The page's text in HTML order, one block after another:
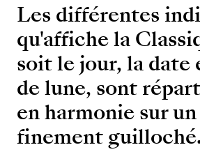
Les différentes
qu'affiche la
soit le jour, la date
de lune, sont
en harmonie sur
finement guilloché.